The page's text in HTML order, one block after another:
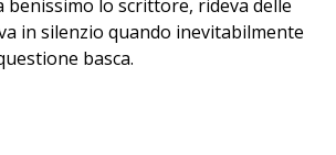
benissimo lo scrittore, rideva delle
in silenzio quando inevitabilmente
basca.